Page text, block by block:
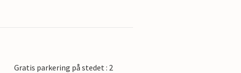
og samle hele familien
Gratis parkering på stedet : 2